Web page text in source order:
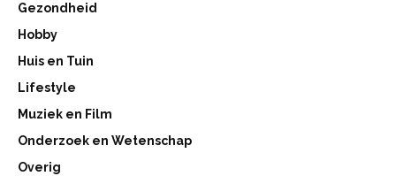
Gezondheid
Hobby
Huis en Tuin
Lifestyle
Muziek en Film
Onderzoek en Wetenschap
Overig